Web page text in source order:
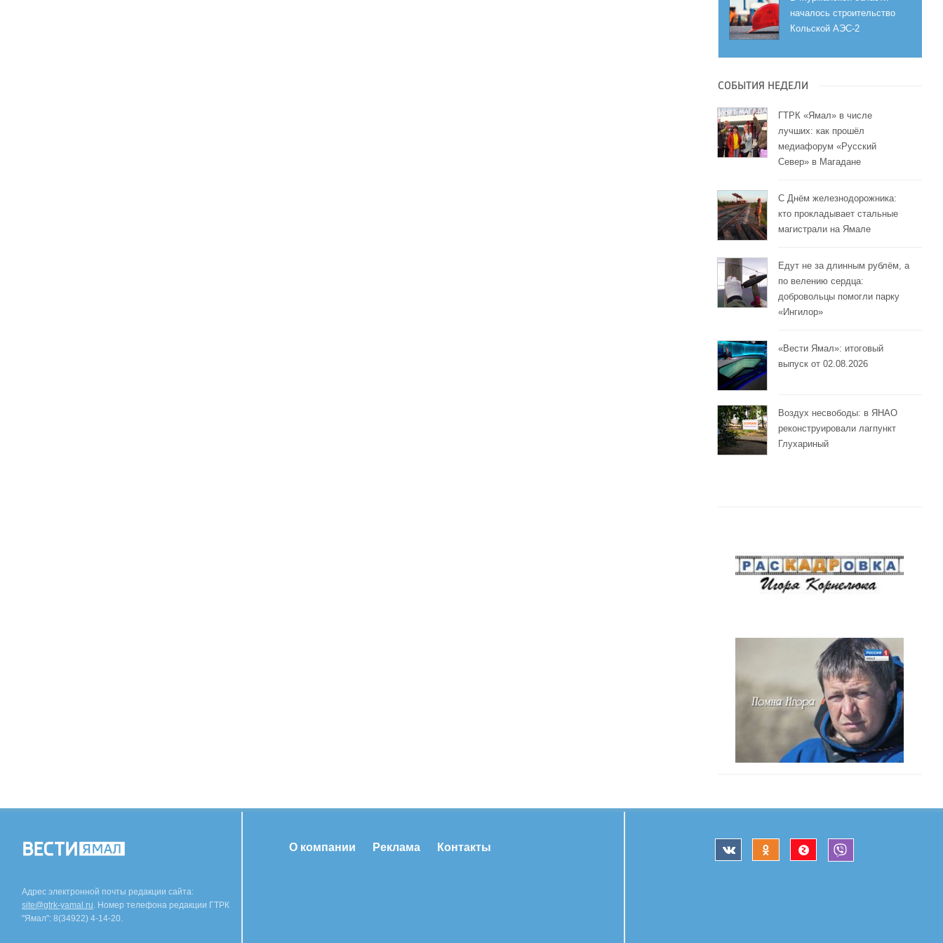
началось строительство
Кольской АЭС-2
СОБЫТИЯ НЕДЕЛИ
ГТРК «Ямал» в числе
лучших: как прошёл
медиафорум «Русский
Север» в Магадане
С Днём железнодорожника:
кто прокладывает стальные
магистрали на Ямале
Едут не за длинным рублём, а
по велению сердца:
добровольцы помогли парку
«Ингилор»
«Вести Ямал»: итоговый
выпуск от 02.08.2026
Воздух несвободы: в ЯНАО
реконструировали лагпункт
Глухариный
Адрес электронной почты редакции сайта:
site@gtrk-yamal.ru. Номер телефона редакции ГТРК
"Ямал": 8(34922) 4-14-20.
О компании Реклама Контакты